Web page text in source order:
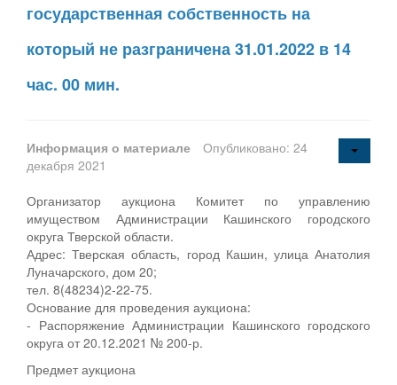
государственная собственность на
который не разграничена 31.01.2022 в 14
час. 00 мин.
Информация о материале
Опубликовано: 24
декабря 2021
Организатор аукциона Комитет по управлению
имуществом Администрации Кашинского городского
округа Тверской области.
Адрес: Тверская область, город Кашин, улица Анатолия
Луначарского, дом 20;
тел. 8(48234)2-22-75.
Основание для проведения аукциона:
- Распоряжение Администрации Кашинского городского
округа от 20.12.2021 № 200-р.
Предмет аукциона